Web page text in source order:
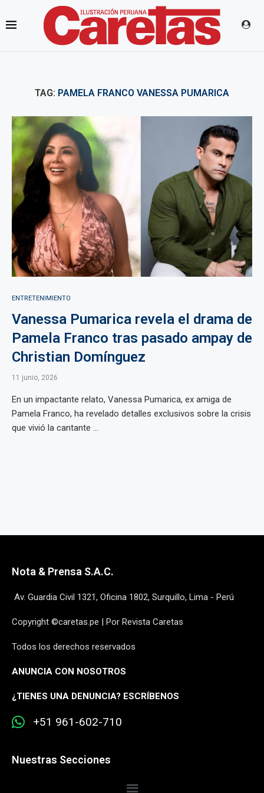
TAG: PAMELA FRANCO VANESSA PUMARICA
ENTRETENIMIENTO
Vanessa Pumarica revela el drama de
Pamela Franco tras pasado ampay de
Christian Domínguez
11 junio, 2026
En un impactante relato, Vanessa Pumarica, ex amiga de
Pamela Franco, ha revelado detalles exclusivos sobre la crisis
que vivió la cantante ...
Nota & Prensa S.A.C.
Av. Guardia Civil 1321, Oficina 1802, Surquillo, Lima - Perú
Copyright ©caretas.pe | Por Revista Caretas
Todos los derechos reservados
ANUNCIA CON NOSOTROS
¿TIENES UNA DENUNCIA? ESCRÍBENOS
+51 961-602-710
Nuestras Secciones